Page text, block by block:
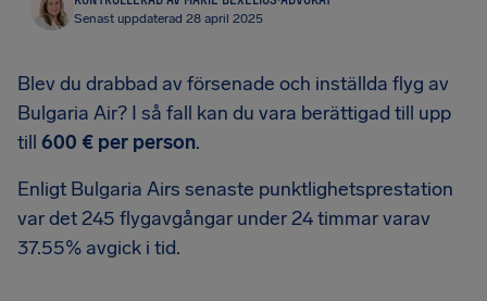
Senast uppdaterad 28 april 2025
Blev du drabbad av försenade och inställda flyg av
Bulgaria Air? I så fall kan du vara berättigad till upp
till 600 € per person.
Enligt Bulgaria Airs senaste punktlighetsprestation
var det 245 flygavgångar under 24 timmar varav
37.55% avgick i tid.